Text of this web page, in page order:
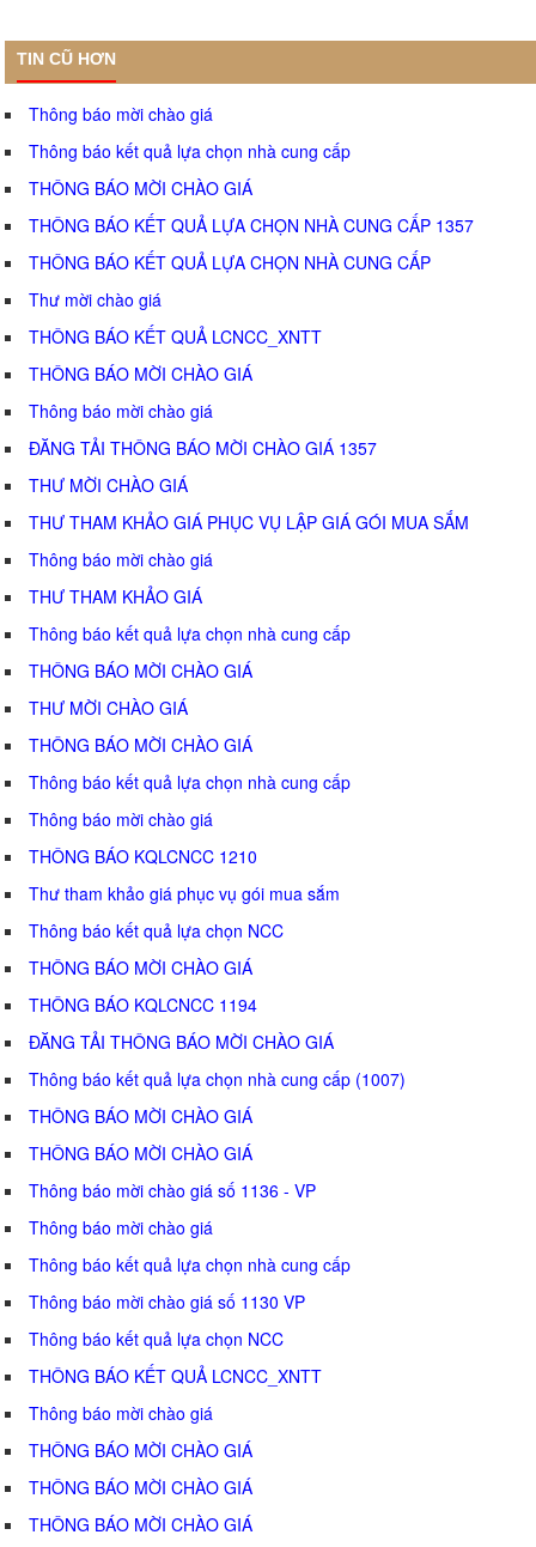
TIN CŨ HƠN
Thông báo mời chào giá
Thông báo kết quả lựa chọn nhà cung cấp
THÔNG BÁO MỜI CHÀO GIÁ
THÔNG BÁO KẾT QUẢ LỰA CHỌN NHÀ CUNG CẤP 1357
THÔNG BÁO KẾT QUẢ LỰA CHỌN NHÀ CUNG CẤP
Thư mời chào giá
THÔNG BÁO KẾT QUẢ LCNCC_XNTT
THÔNG BÁO MỜI CHÀO GIÁ
Thông báo mời chào giá
ĐĂNG TẢI THÔNG BÁO MỜI CHÀO GIÁ 1357
THƯ MỜI CHÀO GIÁ
THƯ THAM KHẢO GIÁ PHỤC VỤ LẬP GIÁ GÓI MUA SẮM
Thông báo mời chào giá
THƯ THAM KHẢO GIÁ
Thông báo kết quả lựa chọn nhà cung cấp
THÔNG BÁO MỜI CHÀO GIÁ
THƯ MỜI CHÀO GIÁ
THÔNG BÁO MỜI CHÀO GIÁ
Thông báo kết quả lựa chọn nhà cung cấp
Thông báo mời chào giá
THÔNG BÁO KQLCNCC 1210
Thư tham khảo giá phục vụ gói mua sắm
Thông báo kết quả lựa chọn NCC
THÔNG BÁO MỜI CHÀO GIÁ
THÔNG BÁO KQLCNCC 1194
ĐĂNG TẢI THÔNG BÁO MỜI CHÀO GIÁ
Thông báo kết quả lựa chọn nhà cung cấp (1007)
THÔNG BÁO MỜI CHÀO GIÁ
THÔNG BÁO MỜI CHÀO GIÁ
Thông báo mời chào giá số 1136 - VP
Thông báo mời chào giá
Thông báo kết quả lựa chọn nhà cung cấp
Thông báo mời chào giá số 1130 VP
Thông báo kết quả lựa chọn NCC
THÔNG BÁO KẾT QUẢ LCNCC_XNTT
Thông báo mời chào giá
THÔNG BÁO MỜI CHÀO GIÁ
THÔNG BÁO MỜI CHÀO GIÁ
THÔNG BÁO MỜI CHÀO GIÁ